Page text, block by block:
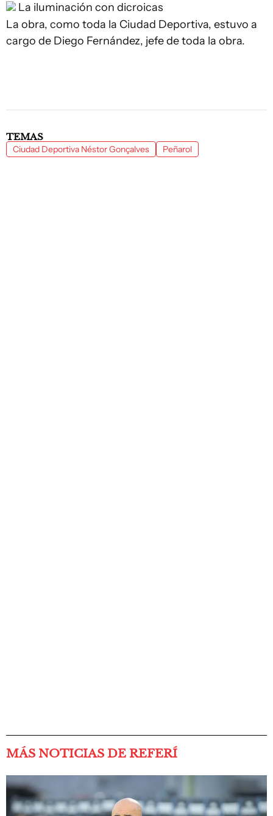
La iluminación con dicroicas
La obra, como toda la Ciudad Deportiva, estuvo a
cargo de Diego Fernández, jefe de toda la obra.
TEMAS
Ciudad Deportiva Néstor Gonçalves Peñarol
MÁS NOTICIAS DE REFERÍ